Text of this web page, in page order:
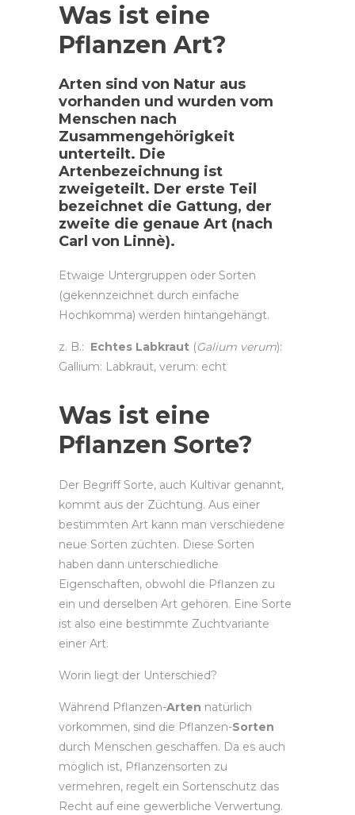
Was ist eine
Pflanzen Art?
Arten sind von Natur aus
vorhanden und wurden vom
Menschen nach
Zusammengehörigkeit
unterteilt. Die
Artenbezeichnung ist
zweigeteilt. Der erste Teil
bezeichnet die Gattung, der
zweite die genaue Art (nach
Carl von Linnè).
Etwaige Untergruppen oder Sorten
(gekennzeichnet durch einfache
Hochkomma) werden hintangehängt.
z. B.: Echtes Labkraut (Galium verum):
Gallium: Labkraut, verum: echt
Was ist eine
Pflanzen Sorte?
Der Begriff Sorte, auch Kultivar genannt,
kommt aus der Züchtung. Aus einer
bestimmten Art kann man verschiedene
neue Sorten züchten. Diese Sorten
haben dann unterschiedliche
Eigenschaften, obwohl die Pflanzen zu
ein und derselben Art gehören. Eine Sorte
ist also eine bestimmte Zuchtvariante
einer Art.
Worin liegt der Unterschied?
Während Pflanzen-Arten natürlich
vorkommen, sind die Pflanzen-Sorten
durch Menschen geschaffen. Da es auch
möglich ist, Pflanzensorten zu
vermehren, regelt ein Sortenschutz das
Recht auf eine gewerbliche Verwertung.